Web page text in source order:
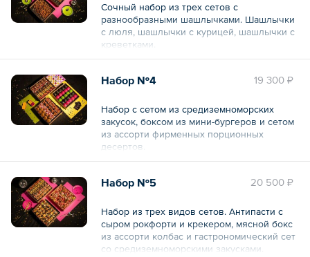
Сочный набор из трех сетов с
разнообразными шашлычками. Шашлычки
с люля, шашлычки с курицей, шашлычки с
креветками.
Общий вес – 2256 г 19 300 ₽
Набор №4
Набор с сетом из средиземноморских
закусок, боксом из мини-бургеров и сетом
из ассорти фирменных порционных
десертов.
20 500 ₽
Набор №5
Набор из трех видов сетов. Антипасти с
сыром рокфорти и крекером, мясной бокс
из ассорти колбас и гастрономический сет
со средиземноморскими закусками.